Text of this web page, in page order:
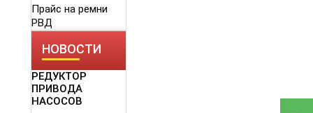
Прайс на ремни
РВД
НОВОСТИ
РЕДУКТОР
ПРИВОДА
НАСОСОВ